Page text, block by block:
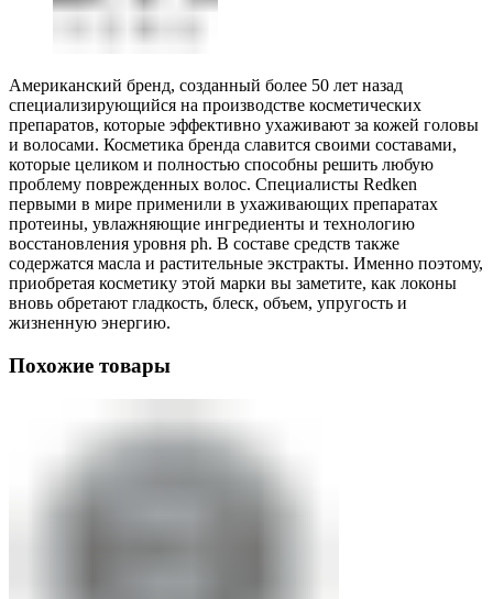
Американский бренд, созданный более 50 лет назад
специализирующийся на производстве косметических
препаратов, которые эффективно ухаживают за кожей головы
и волосами. Косметика бренда славится своими составами,
которые целиком и полностью способны решить любую
проблему поврежденных волос. Специалисты Redken
первыми в мире применили в ухаживающих препаратах
протеины, увлажняющие ингредиенты и технологию
восстановления уровня ph. В составе средств также
содержатся масла и растительные экстракты. Именно поэтому,
приобретая косметику этой марки вы заметите, как локоны
вновь обретают гладкость, блеск, объем, упругость и
жизненную энергию.
Похожие товары